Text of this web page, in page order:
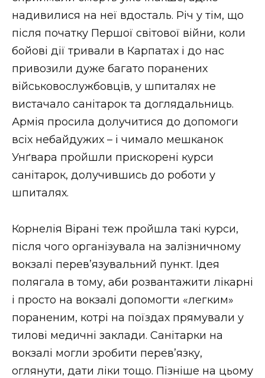
надивилися на неї вдосталь. Річ у тім, що
після початку Першої світової війни, коли
бойові дії тривали в Карпатах і до нас
привозили дуже багато поранених
військовослужбовців, у шпиталях не
вистачало санітарок та доглядальниць.
Армія просила долучитися до допомоги
всіх небайдужих – і чимало мешканок
Унґвара пройшли прискорені курси
санітарок, долучившись до роботи у
шпиталях.
Корнелія Вірані теж пройшла такі курси,
після чого організувала на залізничному
вокзалі перев’язувальний пункт. Ідея
полягала в тому, аби розвантажити лікарні
і просто на вокзалі допомогти «легким»
пораненим, котрі на поїздах прямували у
тилові медичні заклади. Санітарки на
вокзалі могли зробити перев’язку,
оглянути, дати ліки тощо. Пізніше на цьому